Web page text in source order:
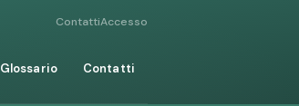
ContattiAccesso
Glossario Contatti